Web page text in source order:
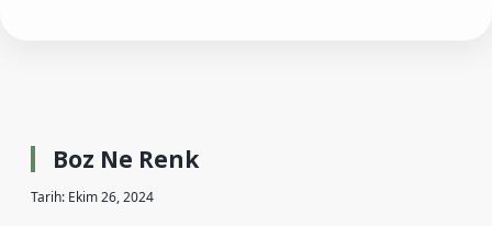
Boz Ne Renk
Tarih: Ekim 26, 2024